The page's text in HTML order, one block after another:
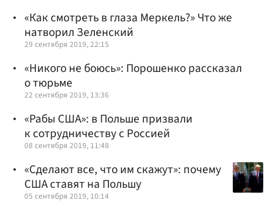
«Как смотреть в глаза Меркель?» Что же
натворил Зеленский
29 сентября 2019, 22:15
«Никого не боюсь»: Порошенко рассказал
о тюрьме
22 сентября 2019, 13:36
«Рабы США»: в Польше призвали
к сотрудничеству с Россией
08 сентября 2019, 11:48
«Сделают все, что им скажут»: почему
США ставят на Польшу
05 сентября 2019, 10:14